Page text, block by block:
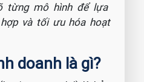
từng mô hình để lựa
và tối ưu hóa hoạt
doanh là gì?